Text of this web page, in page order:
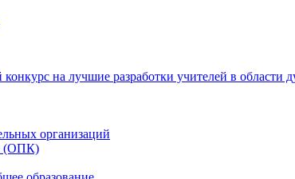
на лучшие разработки учителей в области
организаций
(ОПК)